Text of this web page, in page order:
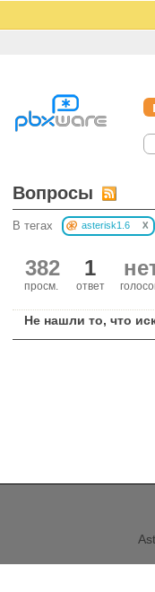
Вопросы
В тегах asterisk1.6 x
1
ответ
382
просм.
Не нашли то, что